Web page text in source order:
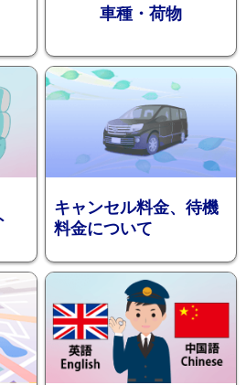
ョン
車種・荷物
キャンセル料金、待機
料金について